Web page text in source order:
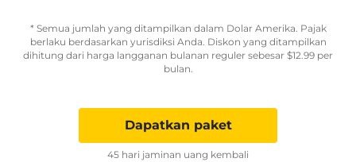
* Semua jumlah yang ditampilkan dalam Dolar Amerika. Pajak
berlaku berdasarkan yurisdiksi Anda. Diskon yang ditampilkan
dihitung dari harga langganan bulanan reguler sebesar $12.99 per
bulan.
Dapatkan paket
45 hari jaminan uang kembali